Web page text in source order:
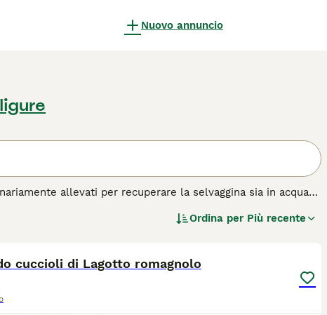
Nuovo annuncio
allevati per recuperare la selvaggina sia in acqua
tartufi nei boschi del paese. Oggi il lagotto romagnolo è
di cane.
Ordina per Più recente
cuccioli di Lagotto romagnolo